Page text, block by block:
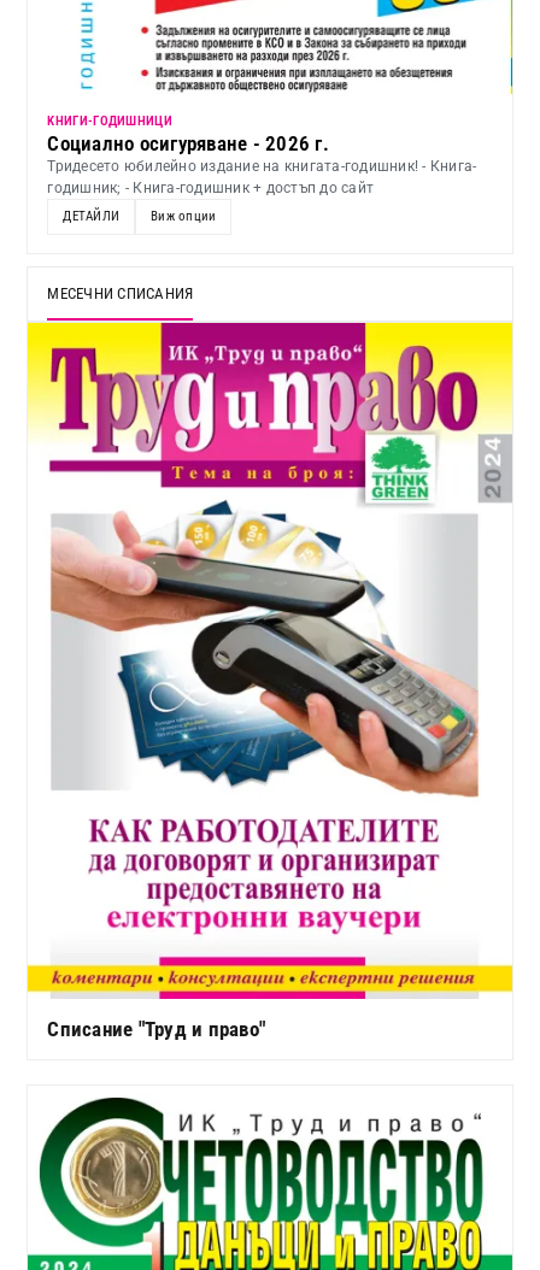
KНИГИ-ГОДИШНИЦИ
Социално осигуряване - 2026 г.
Тридесето юбилейно издание на книгата-годишник! - Книга-
годишник; - Книга-годишник + достъп до сайт
ДЕТАЙЛИ Виж опции
МЕСЕЧНИ СПИСАНИЯ
Списание "Труд и право"